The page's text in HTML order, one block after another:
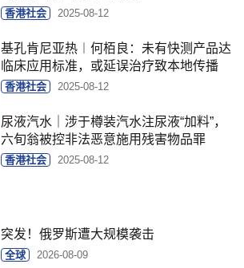
香港社会 2025-08-12
基孔肯尼亚热︱何栢良：未有快测产品达
临床应用标准，或延误治疗致本地传播
香港社会 2025-08-12
尿液汽水｜涉于樽装汽水注尿液“加料”，
六旬翁被控非法恶意施用残害物品罪
香港社会 2025-08-12
突发！俄罗斯遭大规模袭击
全球 2026-08-09